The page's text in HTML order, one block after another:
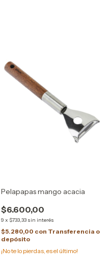
Pelapapas mango acacia
$6.600,00
9 x $733,33 sin interés
$5.280,00 con Transferencia o
depósito
¡No te lo pierdas, es el último!